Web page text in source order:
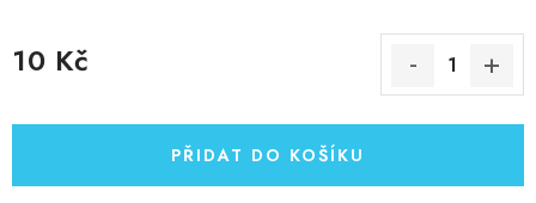
10 Kč
PŘIDAT DO KOŠÍKU